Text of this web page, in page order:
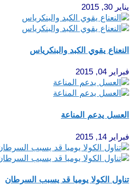
يناير 30, 2015
النعناع يقوي الكبد والبنكرياس
فبراير 04, 2015
العسل يدعم المناعة
فبراير 14, 2015
تناول الكولا يوميا قد يسبب السرطان